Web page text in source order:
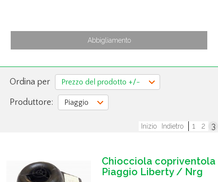
Abbigliamento
Ordina per Prezzo del prodotto +/-
Produttore: Piaggio
Inizio Indietro 1 2 3
Chiocciola copriventola
Piaggio Liberty / Nrg